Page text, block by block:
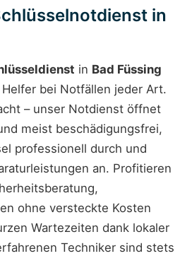
in
in Bad Füssing
bei Notfällen jeder Art.
– unser Notdienst öffnet
meist beschädigungsfrei,
professionell durch und
an. Profitieren
ohne versteckte Kosten
Wartezeiten dank lokaler
Techniker sind stets